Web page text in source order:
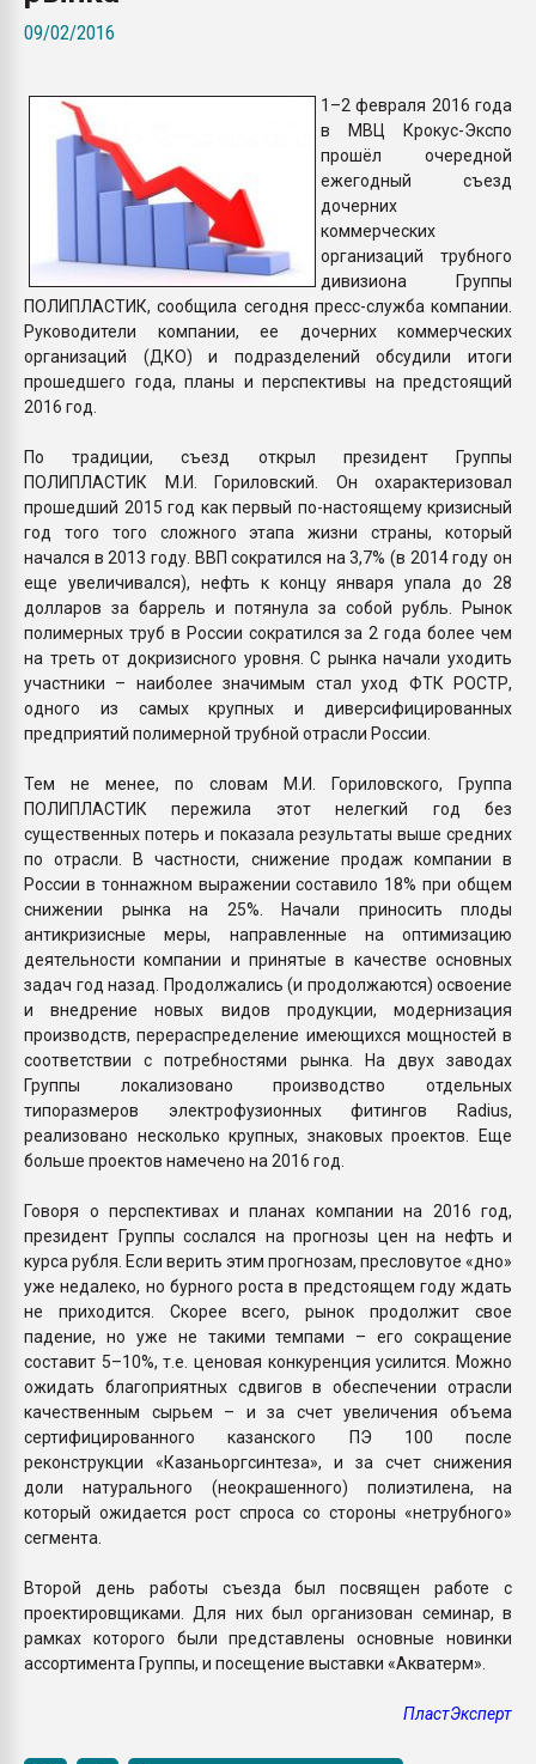
ПЕРЕЙТИ НА
09/02/2016
1–2 февраля 2016 года
в МВЦ Крокус-Экспо
прошёл очередной
ежегодный съезд
дочерних
коммерческих
организаций трубного
дивизиона Группы
ПОЛИПЛАСТИК, сообщила сегодня пресс-служба компании.
Руководители компании, ее дочерних коммерческих
организаций (ДКО) и подразделений обсудили итоги
прошедшего года, планы и перспективы на предстоящий
2016 год.
По традиции, съезд открыл президент Группы
ПОЛИПЛАСТИК М.И. Гориловский. Он охарактеризовал
прошедший 2015 год как первый по-настоящему кризисный
год того того сложного этапа жизни страны, который
начался в 2013 году. ВВП сократился на 3,7% (в 2014 году он
еще увеличивался), нефть к концу января упала до 28
долларов за баррель и потянула за собой рубль. Рынок
полимерных труб в России сократился за 2 года более чем
на треть от докризисного уровня. С рынка начали уходить
участники – наиболее значимым стал уход ФТК РОСТР,
одного из самых крупных и диверсифицированных
предприятий полимерной трубной отрасли России.
Тем не менее, по словам М.И. Гориловского, Группа
ПОЛИПЛАСТИК пережила этот нелегкий год без
существенных потерь и показала результаты выше средних
по отрасли. В частности, снижение продаж компании в
России в тоннажном выражении составило 18% при общем
снижении рынка на 25%. Начали приносить плоды
антикризисные меры, направленные на оптимизацию
деятельности компании и принятые в качестве основных
задач год назад. Продолжались (и продолжаются) освоение
и внедрение новых видов продукции, модернизация
производств, перераспределение имеющихся мощностей в
соответствии с потребностями рынка. На двух заводах
Группы локализовано производство отдельных
типоразмеров электрофузионных фитингов Radius,
реализовано несколько крупных, знаковых проектов. Еще
больше проектов намечено на 2016 год.
Говоря о перспективах и планах компании на 2016 год,
президент Группы сослался на прогнозы цен на нефть и
курса рубля. Если верить этим прогнозам, пресловутое «дно»
уже недалеко, но бурного роста в предстоящем году ждать
не приходится. Скорее всего, рынок продолжит свое
падение, но уже не такими темпами – его сокращение
составит 5–10%, т.е. ценовая конкуренция усилится. Можно
ожидать благоприятных сдвигов в обеспечении отрасли
качественным сырьем – и за счет увеличения объема
сертифицированного казанского ПЭ 100 после
реконструкции «Казаньоргсинтеза», и за счет снижения
доли натурального (неокрашенного) полиэтилена, на
который ожидается рост спроса со стороны «нетрубного»
сегмента.
Второй день работы съезда был посвящен работе с
проектировщиками. Для них был организован семинар, в
рамках которого были представлены основные новинки
ассортимента Группы, и посещение выставки «Акватерм».
ПластЭксперт